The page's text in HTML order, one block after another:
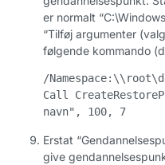
er normalt
“Tilføj argumenter
følgende kommando
/
Call
navn", 100, 7
Erstat
give